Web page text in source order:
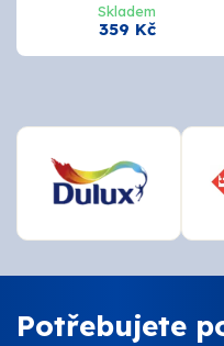
Skladem
359 Kč
Potřebujete